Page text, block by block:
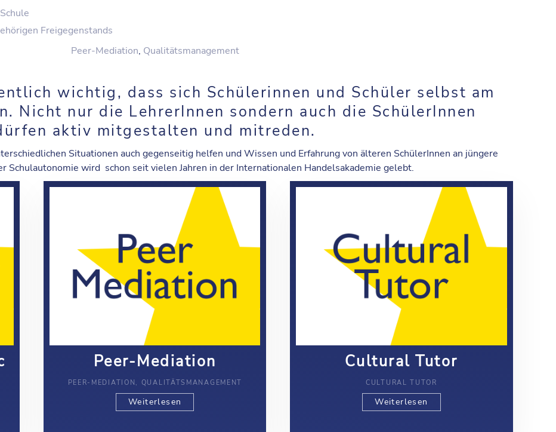
Freigegenstands
Peer-Mediation, Qualitätsmanagement
wichtig, dass sich Schülerinnen und Schüler selbst am
Nicht nur die LehrerInnen sondern auch die SchülerInnen
aktiv mitgestalten und mitreden.
Situationen auch gegenseitig helfen und Wissen und Erfahrung von älteren SchülerInnen an jüngere
Schulautonomie wird schon seit vielen Jahren in der Internationalen Handelsakademie gelebt.
Peer-Mediation
PEER-MEDIATION, QUALITÄTSMANAGEMENT
Weiterlesen
Cultural Tutor
CULTURAL TUTOR
Weiterlesen